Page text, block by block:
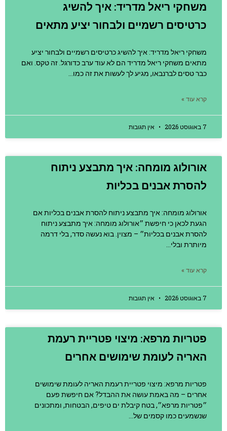
משחקי ריאל מדריד: איך להשיג
כרטיסים רשמיים ולבחור יציע מתאים
משחקי ריאל מדריד: איך להשיג כרטיסים רשמיים ולבחור יציע
מתאים משחקי ריאל מדריד הם לא עוד ערב כדורגל. זה טקס. ואם
כבר טסים לברנבאו, מגיע לך לעשות את זה כמו…
קרא עוד »
7 באוגוסט 2026 אין תגובות
אורולוג מומחה: איך מתבצע ניתוח
להסרת אבנים בכליות
אורולוג מומחה: איך מתבצע ניתוח להסרת אבנים בכליות אם
הגעת לכאן כי חיפשת ״אורולוג מומחה: איך מתבצע ניתוח
להסרת אבנים בכליות״ – מצוין. בוא נעשה סדר, בלי דרמה
מיותרת ובלי…
קרא עוד »
7 באוגוסט 2026 אין תגובות
פטריות מרפא: מיצוי פטריית רעמת
האריה לעומת שימושים אחרים
פטריות מרפא: מיצוי פטריית רעמת האריה לעומת שימושים
אחרים – מה באמת עושה את ההבדל? אם חיפשת פעם
״פטריות מרפא״, בטח קיבלת ים טיפים, הבטחות, ומתכונים
שנשמעים כמו קסמים של…